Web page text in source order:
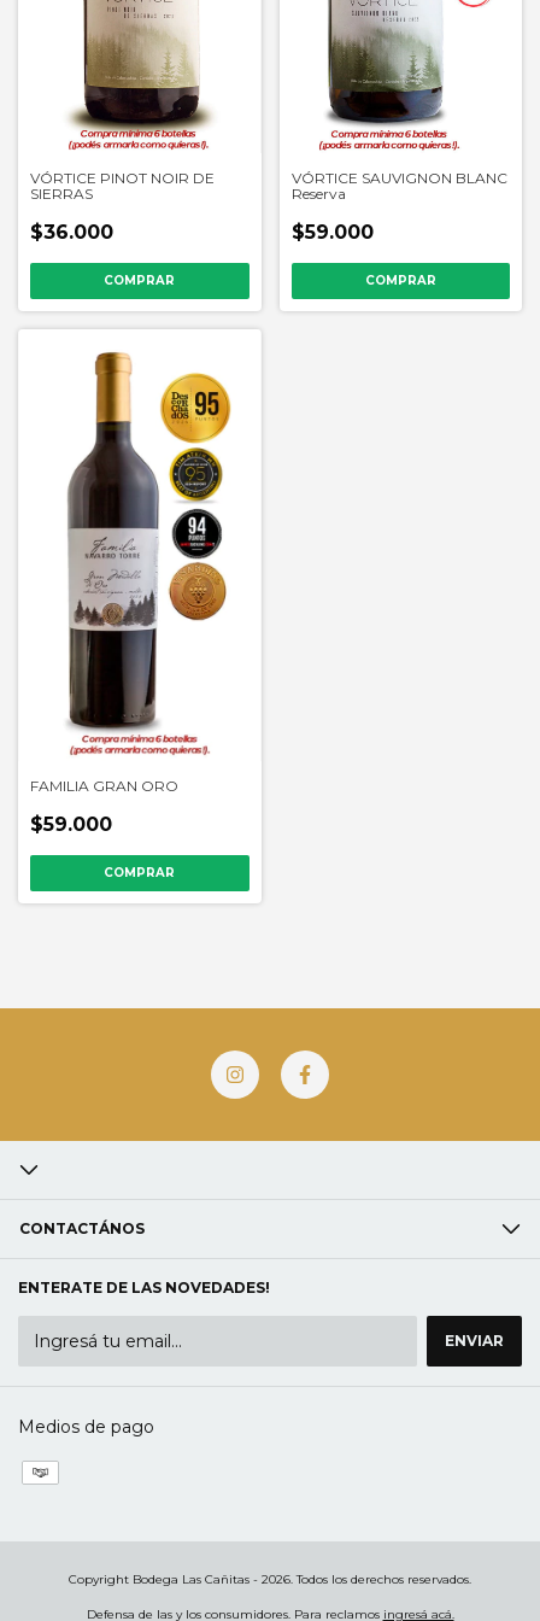
VÓRTICE PINOT NOIR DE
SIERRAS
$36.000
VÓRTICE SAUVIGNON BLANC
Reserva
$59.000
FAMILIA GRAN ORO
$59.000
CONTACTÁNOS
ENTERATE DE LAS NOVEDADES!
Medios de pago
Copyright Bodega Las Cañitas - 2026. Todos los derechos reservados.
Defensa de las y los consumidores. Para reclamos ingresá acá.